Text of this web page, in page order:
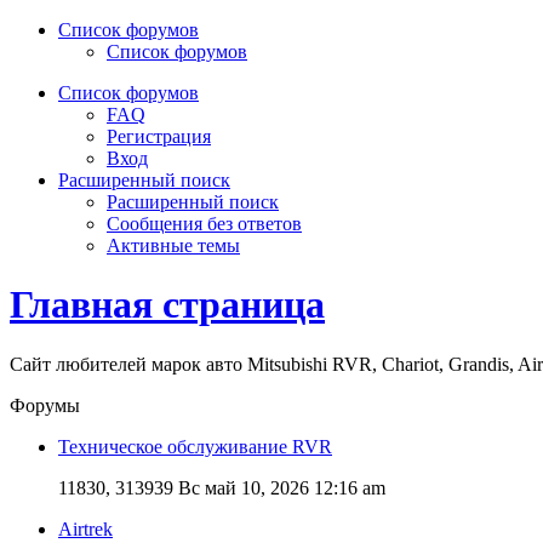
Список форумов
Список форумов
Список форумов
FAQ
Регистрация
Вход
Расширенный поиск
Расширенный поиск
Сообщения без ответов
Активные темы
Главная страница
Сайт любителей марок авто Mitsubishi RVR, Chariot, Grandis,
Форумы
Техническое обслуживание RVR
11830, 313939 Вс май 10, 2026 12:16 am
Airtrek